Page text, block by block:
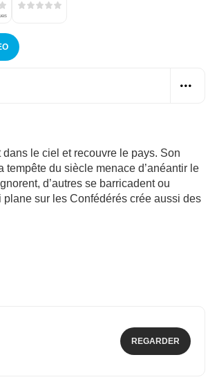
le ciel et recouvre le pays. Son
du siècle menace d’anéantir le
d’autres se barricadent ou
sur les Confédérés crée aussi des
REGARDER